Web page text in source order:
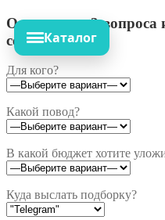
Ответьте на 3
сет!
Для кого?
Какой повод?
В какой бюджет хотите
Куда выслать подборку?
Каталог